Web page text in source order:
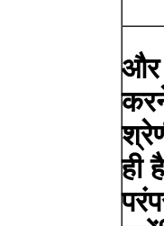
और
ही